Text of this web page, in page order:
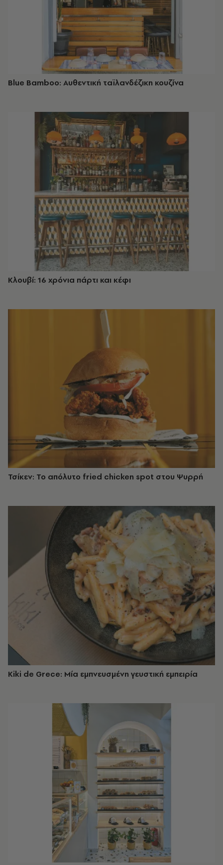
Blue Bamboo: Αυθεντική ταϊλανδέζικη κουζίνα
Κλουβί: 16 χρόνια πάρτι και κέφι
Τσίκεν: Το απόλυτο fried chicken spot στου Ψυρρή
Kiki de Grece: Μία εμπνευσμένη γευστική εμπειρία